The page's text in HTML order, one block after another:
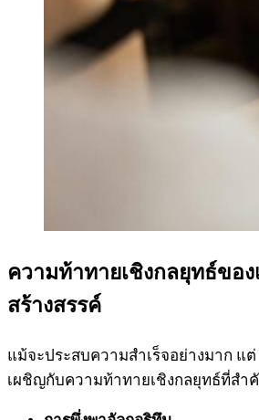
ความท้าทายเชิงกลยุทธ์ขอ
สร้างสรรค์
แม้จะประสบความสำเร็จอย่างมาก แต่
เผชิญกับความท้าทายเชิงกลยุทธ์ที่สำ